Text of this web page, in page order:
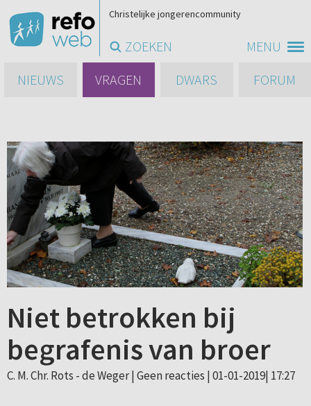
MENU
Christelijke jongerencommunity
ZOEKEN
NIEUWS
VRAGEN DWARS FORUM
Niet betrokken bij
begrafenis van broer
C. M. Chr. Rots - de Weger | Geen reacties | 01-01-2019| 17:27